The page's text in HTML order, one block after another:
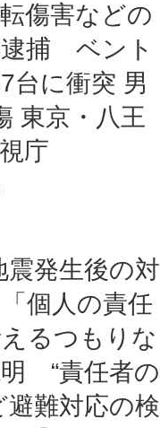
傷害などの
捕 ベント
台に衝突 男
東京・八王
庁
震発生後の対
個人の責任
るつもりな
“責任者の
避難対応の検